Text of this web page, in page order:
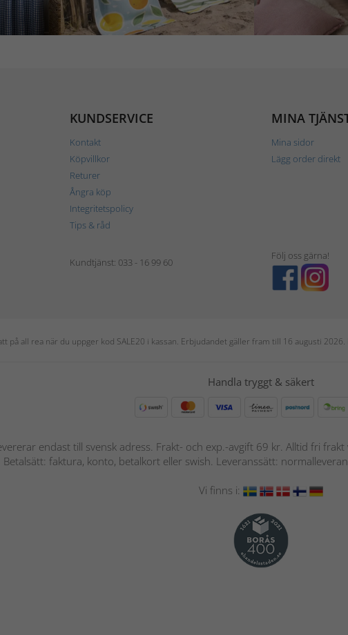
KUNDSERVICE
Kontakt
Köpvillkor
Returer
Ångra köp
Integritetspolicy
Tips & råd
MINA
Mina sidor
Lägg order direkt
Kundtjänst: 033 - 16 99 60
Följ oss gärna!
på all rea när du uppger kod SALE20 i kassan. Erbjudandet gäller fram till 16 augusti
Handla tryggt & säkert
endast till svensk adress. Frakt- och exp.-avgift 69 kr. Alltid fri
Betalsätt: faktura, konto, betalkort eller swish. Leveranssätt:
Vi finns i: